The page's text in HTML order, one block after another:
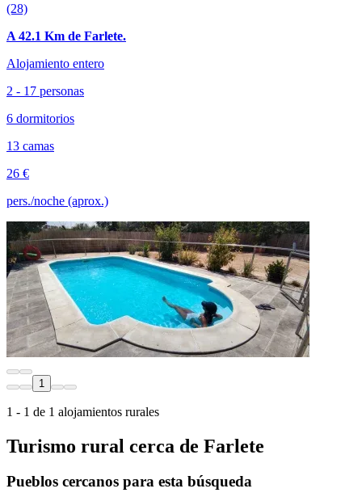
(28)
A 42.1 Km de Farlete.
Alojamiento entero
2 - 17 personas
6 dormitorios
13 camas
26 €
pers./noche (aprox.)
1
1 - 1 de 1 alojamientos rurales
Turismo rural cerca de Farlete
Pueblos cercanos para esta búsqueda